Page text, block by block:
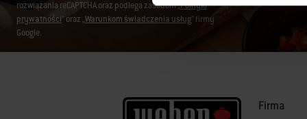
rozwiązania reCAPTCHA oraz podlega zasadom „Polityki
prywatności” oraz „Warunkom świadczenia usług” firmy
Google.
Firma